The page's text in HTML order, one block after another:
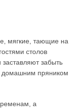
мягкие, тающие на
столов
забыть
домашним пряником
а